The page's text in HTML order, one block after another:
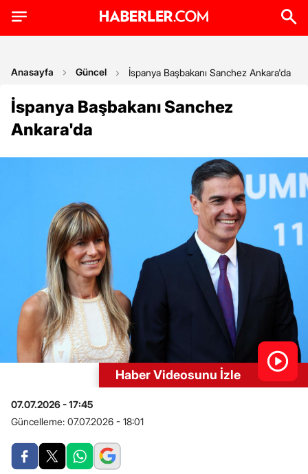
Anasayfa Güncel İspanya Başbakanı Sanchez Ankara'da
İspanya Başbakanı Sanchez
Ankara'da
Haber Videosunu İzle
07.07.2026 - 17:45
Güncelleme: 07.07.2026 - 18:01